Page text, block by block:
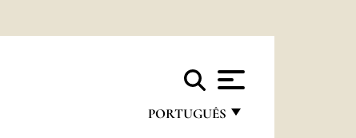
PORTUGUÊS